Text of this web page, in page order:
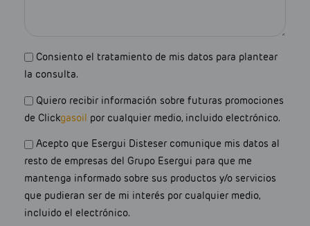
Aviso de privacidad*
Consiento el tratamiento de mis datos para plantear
la consulta.
Newsletter
Quiero recibir información sobre futuras promociones
de Clickgasoil por cualquier medio, incluido electrónico.
OptinAcepto que Esergui Disteser comunique mis datos al
resto de empresas del Grupo Esergui para que me
mantenga informado sobre sus productos y/o servicios
que pudieran ser de mi interés por cualquier medio,
incluido el electrónico.